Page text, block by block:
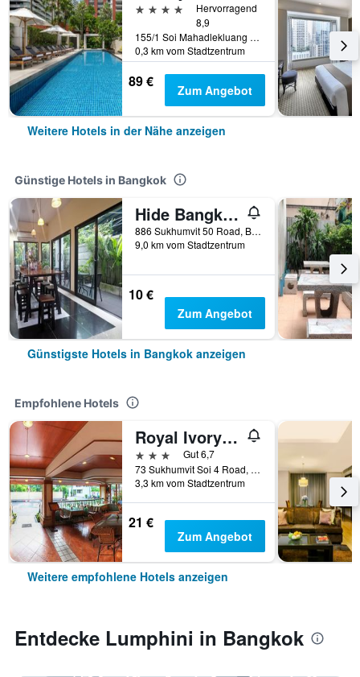
4 Sterne
Hervorragend
8,9
155/1 Soi Mahadlekluang 1, Ratchadamri Road, Bangkok, Thailand
0,3 km vom Stadtzentrum
89 € Zum Angebot
Weitere Hotels in der Nähe anzeigen
Günstige Hotels in Bangkok
Hide Bangkok Hostel
886 Sukhumvit 50 Road, Bangkok, Thailand
9,0 km vom Stadtzentrum
10 €
Zum Angebot
Günstigste Hotels in Bangkok anzeigen
Empfohlene Hotels
Royal Ivory Sukhumvit Nana
3 Sterne
Gut 6,7
73 Sukhumvit Soi 4 Road, (nana), Bangkok, Thailand
3,3 km vom Stadtzentrum
21 €
Zum Angebot
Weitere empfohlene Hotels anzeigen
Entdecke Lumphini in Bangkok